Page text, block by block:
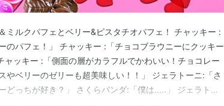
ミルクパフェとベリー&ピスタチオパフェ！ チャッキー :
のパフェ！」 チャッキー :「チョコブラウニーにクッキー
ャッキー :「側面の層がカラフルでかわいい！チョコレー
やベリーのゼリーも超美味しい！！」 ジェラトーニ:「さ
どっちが好き？」 さくらパンダ:「僕は.....」 ジェラトー